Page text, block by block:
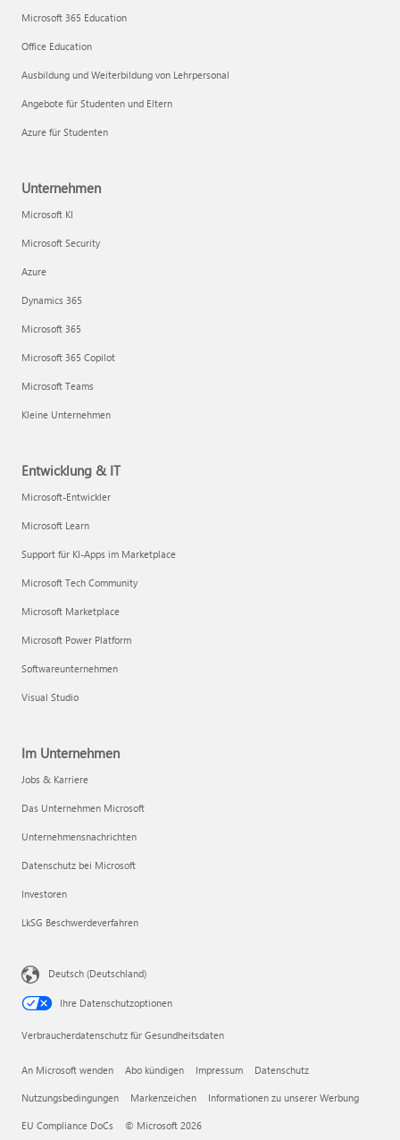
Microsoft 365 Education
Office Education
Ausbildung und Weiterbildung von Lehrpersonal
Angebote für Studenten und Eltern
Azure für Studenten
Unternehmen
Microsoft KI
Microsoft Security
Azure
Dynamics 365
Microsoft 365
Microsoft 365 Copilot
Microsoft Teams
Kleine Unternehmen
Entwicklung & IT
Microsoft-Entwickler
Microsoft Learn
Support für KI-Apps im Marketplace
Microsoft Tech Community
Microsoft Marketplace
Microsoft Power Platform
Softwareunternehmen
Visual Studio
Im Unternehmen
Jobs & Karriere
Das Unternehmen Microsoft
Unternehmensnachrichten
Datenschutz bei Microsoft
Investoren
LkSG Beschwerdeverfahren
Deutsch (Deutschland)
Ihre Datenschutzoptionen
Verbraucherdatenschutz für Gesundheitsdaten
An Microsoft wenden Abo kündigen Impressum Datenschutz
Nutzungsbedingungen Markenzeichen Informationen zu unserer Werbung
EU Compliance DoCs © Microsoft 2026